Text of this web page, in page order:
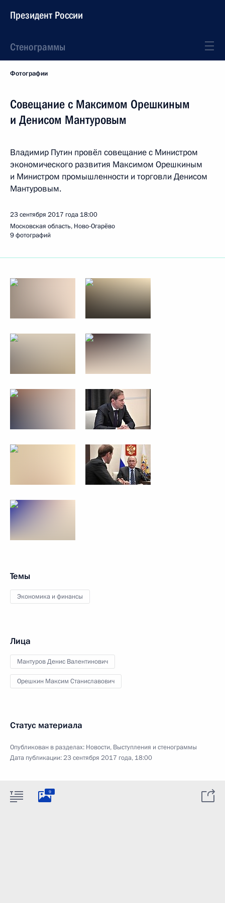
Президент России
Стенограммы
Фотографии
Совещание с Максимом Орешкиным
и Денисом Мантуровым
Владимир Путин провёл совещание с Министром
экономического развития Максимом Орешкиным
и Министром промышленности и торговли Денисом
Мантуровым.
23 сентября 2017 года 18:00
Московская область, Ново-Огарёво
9 фотографий
Темы
Экономика и финансы
Лица
Мантуров Денис Валентинович
Орешкин Максим Станиславович
Статус материала
Опубликован в разделах: Новости, Выступления и стенограммы
Дата публикации:23 сентября 2017 года, 18:00
9